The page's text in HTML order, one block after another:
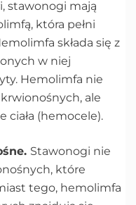
stawonogi mają
która pełni
składa się z
w niej
Hemolimfa nie
ale
ciała (hemocele).
Stawonogi nie
które
tego, hemolimfa